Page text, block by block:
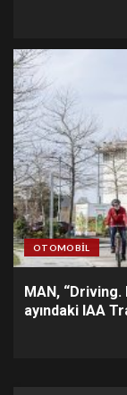
OTOMOBIL
MAN, “Driving.
ayındaki IAA